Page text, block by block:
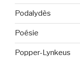
Podalydès
Poésie
Popper-Lynkeus